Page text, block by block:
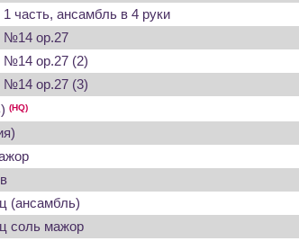
часть, ансамбль в 4 руки
№14 op.27
№14 op.27 (2)
№14 op.27 (3)
(HQ)
(ансамбль)
соль мажор